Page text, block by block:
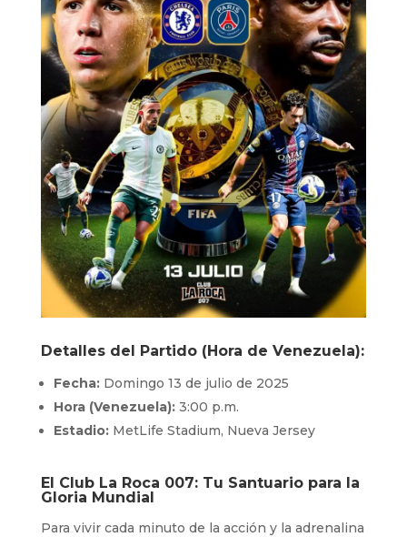
Detalles del Partido (Hora de Venezuela):
Fecha:Domingo 13 de julio de 2025
Hora (Venezuela):3:00 p.m.
Estadio:MetLife Stadium, Nueva Jersey
El Club La Roca 007: Tu Santuario para la
Gloria Mundial
Para vivir cada minuto de la acción y la adrenalina